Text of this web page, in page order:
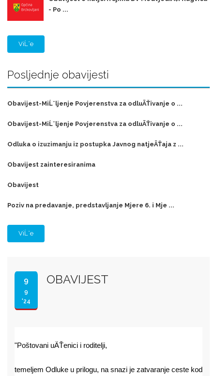
- Po ...
ViĹˇe
Posljednje obavijesti
Obavijest-MiĹˇljenje Povjerenstva za odluÄŤivanje o ...
Obavijest-MiĹˇljenje Povjerenstva za odluÄŤivanje o ...
Odluka o izuzimanju iz postupka Javnog natjeÄŤaja z ...
Obavijest zainteresiranima
Obavijest
Poziv na predavanje, predstavljanje Mjere 6. i Mje ...
ViĹˇe
9
9
'24
OBAVIJEST
"Poštovani uÄŤenici i roditelji,
temeljem Odluke u prilogu, na snazi je zatvaranje ceste kod